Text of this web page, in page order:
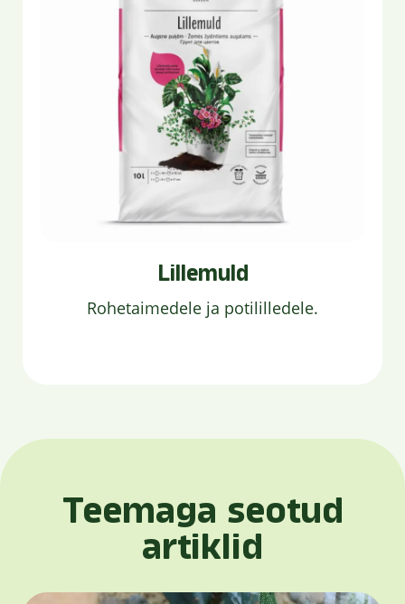
Lillemuld
Rohetaimedele ja potililledele.
Teemaga seotud
artiklid